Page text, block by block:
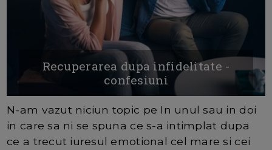
Recuperarea dupa infidelitate -
confesiuni
N-am vazut niciun topic pe In unul sau in doi
in care sa ni se spuna ce s-a intimplat dupa
ce a trecut iuresul emotional cel mare si cei